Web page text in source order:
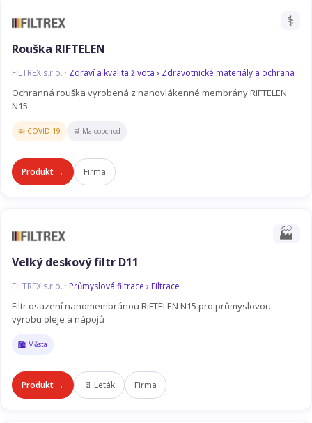
⚕️
Rouška RIFTELEN
FILTREX s.r.o. · Zdraví a kvalita života › Zdravotnické materiály a ochrana
Ochranná rouška vyrobená z nanovlákenné membrány RIFTELEN
N15
🦠 COVID-19 🛒 Maloobchod
Produkt → Firma
🏭
Velký deskový filtr D11
FILTREX s.r.o. · Průmyslová filtrace › Filtrace
Filtr osazení nanomembránou RIFTELEN N15 pro průmyslovou
výrobu oleje a nápojů
🏙️ Města
Produkt → 📄 Leták Firma